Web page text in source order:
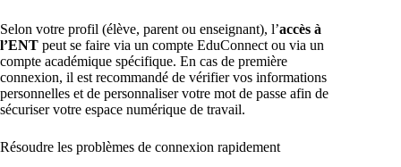
Selon votre profil (élève, parent ou enseignant), l’accès à
l’ENT peut se faire via un compte EduConnect ou via un
compte académique spécifique. En cas de première
connexion, il est recommandé de vérifier vos informations
personnelles et de personnaliser votre mot de passe afin de
sécuriser votre espace numérique de travail.
Résoudre les problèmes de connexion rapidement